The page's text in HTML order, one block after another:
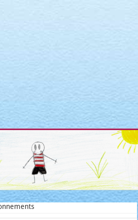
"post_type" on null in
sites/
4190